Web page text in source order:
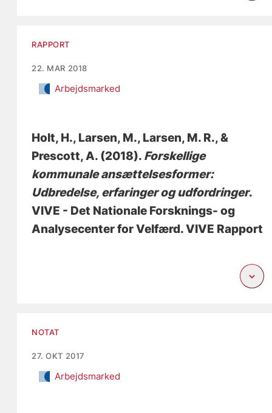
RAPPORT
22. MAR 2018
Arbejdsmarked
Holt, H., Larsen, M., Larsen, M. R., &
Prescott, A. (2018). Forskellige
kommunale ansættelsesformer:
Udbredelse, erfaringer og udfordringer.
VIVE - Det Nationale Forsknings- og
Analysecenter for Velfærd. VIVE Rapport
NOTAT
27. OKT 2017
Arbejdsmarked